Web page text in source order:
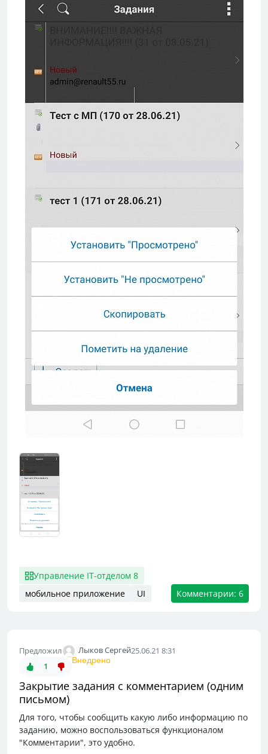
Управление IT-отделом 8
мобильное приложение
UI Комментарии: 6
Предложил Лыков Сергей25.06.21 8:31
1
Внедрено
Закрытие задания с комментарием (одним
письмом)
Для того, чтобы сообщить какую либо информацию по
заданию, можно воспользоваться функционалом
"Комментарии", это удобно.